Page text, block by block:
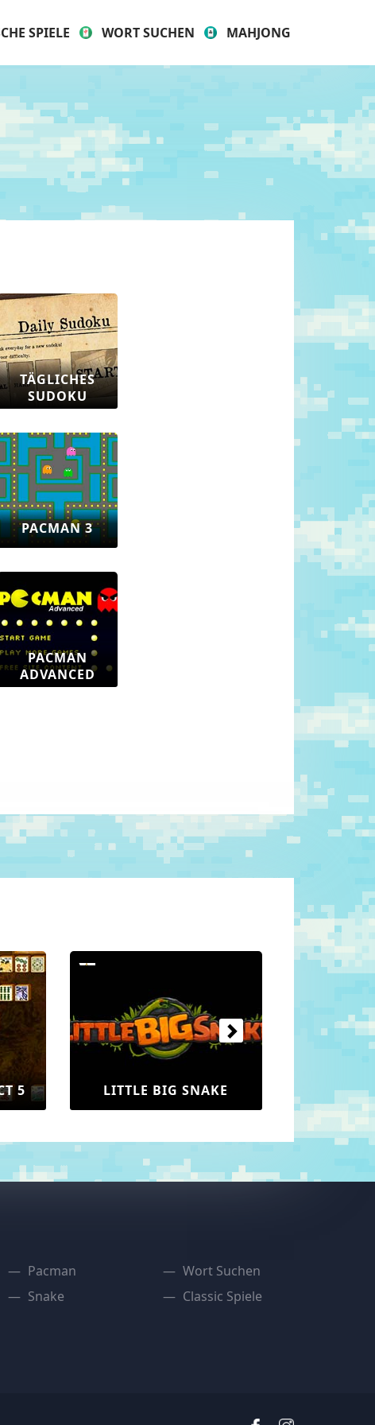
SPIELE WORT SUCHEN MAHJONG
TÄGLICHES
SUDOKU
PACMAN 3
PACMAN
ADVANCED
5 LITTLE BIG SNAKE
Nächste
Pacman
Snake
Wort Suchen
Classic Spiele